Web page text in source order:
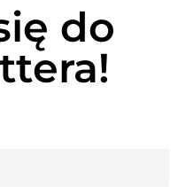
do